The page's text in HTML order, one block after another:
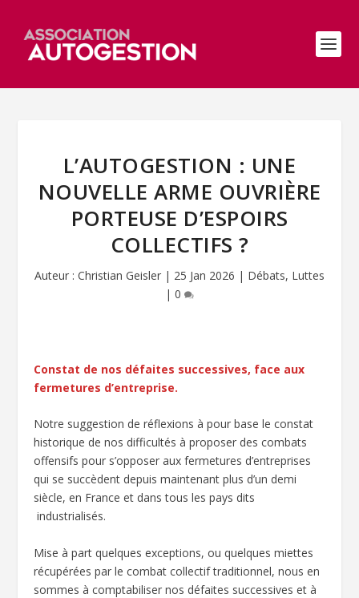
L’AUTOGESTION : UNE
NOUVELLE ARME OUVRIÈRE
PORTEUSE D’ESPOIRS
COLLECTIFS ?
Auteur : Christian Geisler | 25 Jan 2026 | Débats, Luttes
| 0
Constat de nos défaites successives, face aux
fermetures d’entreprise.
Notre suggestion de réflexions à pour base le constat
historique de nos difficultés à proposer des combats
offensifs pour s’opposer aux fermetures d’entreprises
qui se succèdent depuis maintenant plus d’un demi
siècle, en France et dans tous les pays dits
industrialisés.
Mise à part quelques exceptions, ou quelques miettes
récupérées par le combat collectif traditionnel, nous en
sommes à comptabiliser nos défaites successives et à